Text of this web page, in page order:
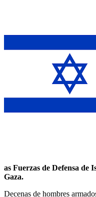
as Fuerzas de Defensa
Gaza.
Decenas de hombres